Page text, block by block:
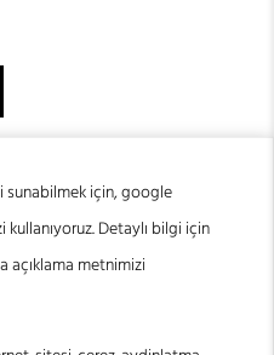
sunabilmek için, google
Detaylı bilgi için
açıklama metnimizi